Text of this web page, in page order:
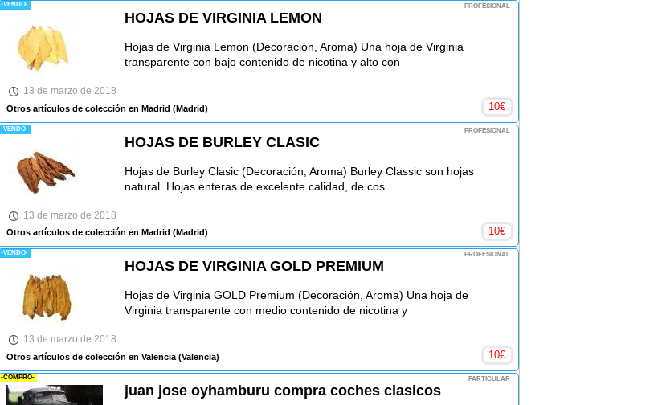
-VENDO- PROFESIONAL
HOJAS DE VIRGINIA LEMON
Hojas de Virginia Lemon (Decoración, Aroma) Una hoja de Virginia
transparente con bajo contenido de nicotina y alto con
13 de marzo de 2018
Otros artículos de colección en Madrid (Madrid) 10€
-VENDO- PROFESIONAL
HOJAS DE BURLEY CLASIC
Hojas de Burley Clasic (Decoración, Aroma) Burley Classic son hojas
natural. Hojas enteras de excelente calidad, de cos
13 de marzo de 2018
Otros artículos de colección en Madrid (Madrid) 10€
-VENDO- PROFESIONAL
HOJAS DE VIRGINIA GOLD PREMIUM
Hojas de Virginia GOLD Premium (Decoración, Aroma) Una hoja de
Virginia transparente con medio contenido de nicotina y
13 de marzo de 2018
Otros artículos de colección en Valencia(Valencia) 10€
-COMPRO- PARTICULAR
juan jose oyhamburu compra coches clasicos